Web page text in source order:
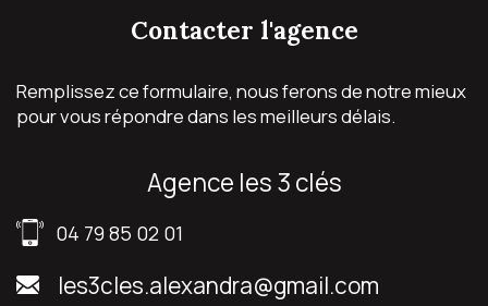
contacter l'agence
Remplissez ce formulaire, nous ferons de notre mieux
pour vous répondre dans les meilleurs délais.
agence les 3 clés
04 79 85 02 01
les3cles.alexandra@gmail.com